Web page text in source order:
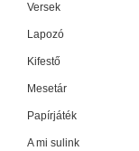
Versek
Lapozó
Kifestő
Mesetár
Papírjáték
A mi sulink